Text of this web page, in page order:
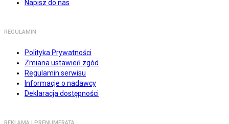
Napisz do nas
REGULAMIN
Polityka Prywatności
Zmiana ustawień zgód
Regulamin serwisu
Informacje o nadawcy
Deklaracja dostępności